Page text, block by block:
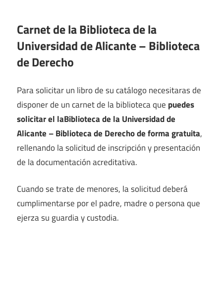
Carnet de la Biblioteca de la
Universidad de Alicante – Biblioteca
de Derecho
Para solicitar un libro de su catálogo necesitaras de
disponer de un carnet de la biblioteca que puedes
solicitar el laBiblioteca de la Universidad de
Alicante – Biblioteca de Derecho de forma gratuita,
rellenando la solicitud de inscripción y presentación
de la documentación acreditativa.
Cuando se trate de menores, la solicitud deberá
cumplimentarse por el padre, madre o persona que
ejerza su guardia y custodia.